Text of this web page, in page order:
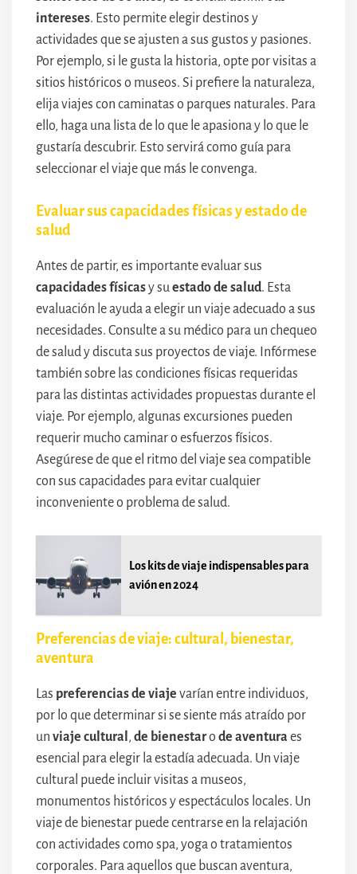
intereses. Esto permite elegir destinos y
actividades que se ajusten a sus gustos y pasiones.
Por ejemplo, si le gusta la historia, opte por visitas a
sitios históricos o museos. Si prefiere la naturaleza,
elija viajes con caminatas o parques naturales. Para
ello, haga una lista de lo que le apasiona y lo que le
gustaría descubrir. Esto servirá como guía para
seleccionar el viaje que más le convenga.
Evaluar sus capacidades físicas y estado de
salud
Antes de partir, es importante evaluar sus
capacidades físicasy suestado de salud. Esta
evaluación le ayuda a elegir un viaje adecuado a sus
necesidades. Consulte a su médico para un chequeo
de salud y discuta sus proyectos de viaje. Infórmese
también sobre las condiciones físicas requeridas
para las distintas actividades propuestas durante el
viaje. Por ejemplo, algunas excursiones pueden
requerir mucho caminar o esfuerzos físicos.
Asegúrese de que el ritmo del viaje sea compatible
con sus capacidades para evitar cualquier
inconveniente o problema de salud.
Los kits de viaje indispensables para
avión en 2024
Preferencias de viaje: cultural, bienestar,
aventura
Las preferencias de viaje varían entre individuos,
por lo que determinar si se siente más atraído por
un viaje cultural , de bienestaro de aventura es
esencial para elegir la estadía adecuada. Un viaje
cultural puede incluir visitas a museos,
monumentos históricos y espectáculos locales. Un
viaje de bienestar puede centrarse en la relajación
con actividades como spa, yoga o tratamientos
corporales. Para aquellos que buscan aventura,